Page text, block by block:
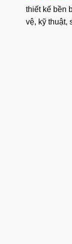
thiết kế bền
vệ, kỹ thuật,